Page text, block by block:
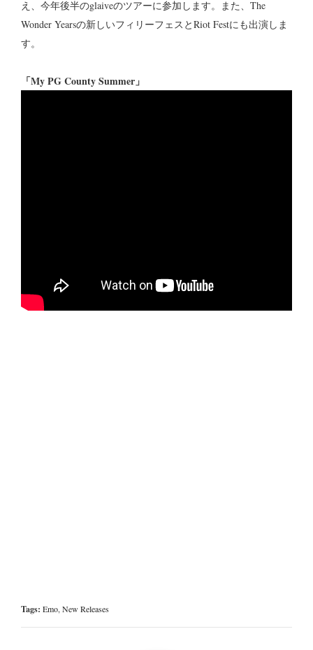
え、今年後半のglaiveのツアーに参加します。また、The
Wonder Yearsの新しいフィリーフェスとRiot Festにも出演しま
す。
「My PG County Summer」
Tags: Emo,New Releases